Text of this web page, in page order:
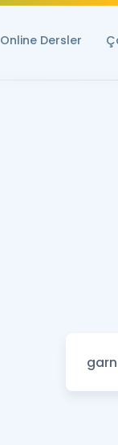
Online Dersler